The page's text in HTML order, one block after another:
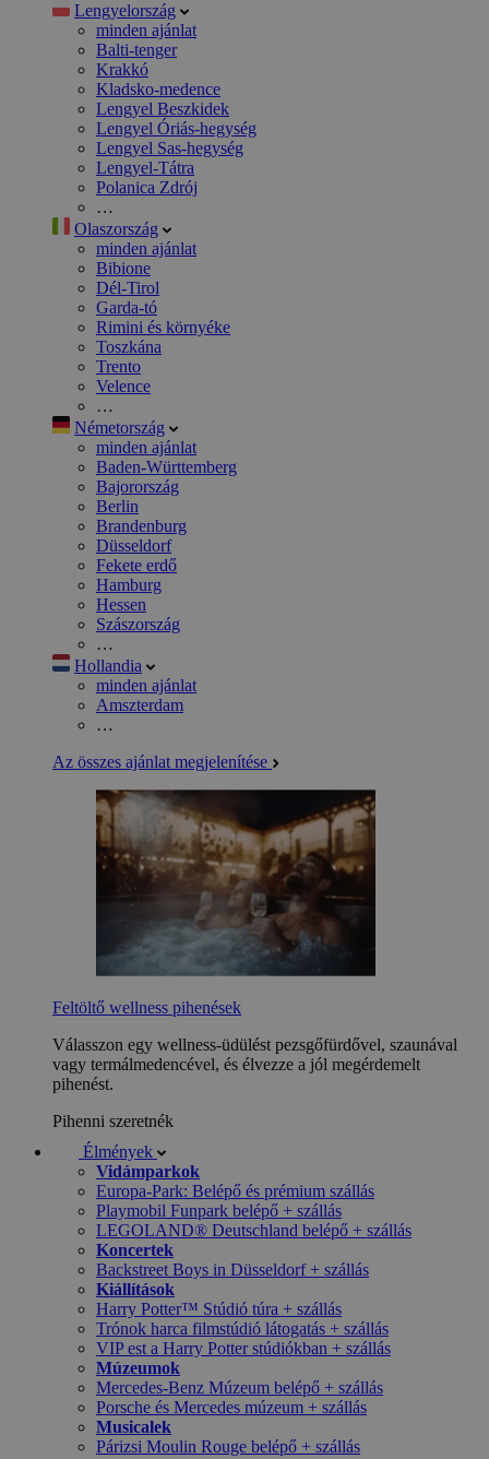
Lengyelország
minden ajánlat
Balti-tenger
Krakkó
Kladsko-medence
Lengyel Beszkidek
Lengyel Óriás-hegység
Lengyel Sas-hegység
Lengyel-Tátra
Polanica Zdrój
…
Olaszország
minden ajánlat
Bibione
Dél-Tirol
Garda-tó
Rimini és környéke
Toszkána
Trento
Velence
…
Németország
minden ajánlat
Baden-Württemberg
Bajorország
Berlin
Brandenburg
Düsseldorf
Fekete erdő
Hamburg
Hessen
Szászország
…
Hollandia
minden ajánlat
Amszterdam
…
Az összes ajánlat megjelenítése
Feltöltő wellness pihenések
Válasszon egy wellness-üdülést pezsgőfürdővel, szaunával
vagy termálmedencével, és élvezze a jól megérdemelt
pihenést.
Pihenni szeretnék
Élmények
Vidámparkok
Europa-Park: Belépő és prémium szállás
Playmobil Funpark belépő + szállás
LEGOLAND® Deutschland belépő + szállás
Koncertek
Backstreet Boys in Düsseldorf + szállás
Kiállítások
Harry Potter™ Stúdió túra + szállás
Trónok harca filmstúdió látogatás + szállás
VIP est a Harry Potter stúdiókban + szállás
Múzeumok
Mercedes-Benz Múzeum belépő + szállás
Porsche és Mercedes múzeum + szállás
Musicalek
Párizsi Moulin Rouge belépő + szállás